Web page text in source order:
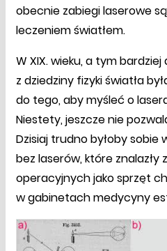
obecnie zabiegi laserowe
leczeniem światłem.
W XIX. wieku, a tym bardziej
z dziedziny fizyki światła
do tego, aby myśleć o
Niestety, jeszcze nie
Dzisiaj trudno byłoby sobie
bez laserów, które
operacyjnych jako sprzęt
w gabinetach medycyny